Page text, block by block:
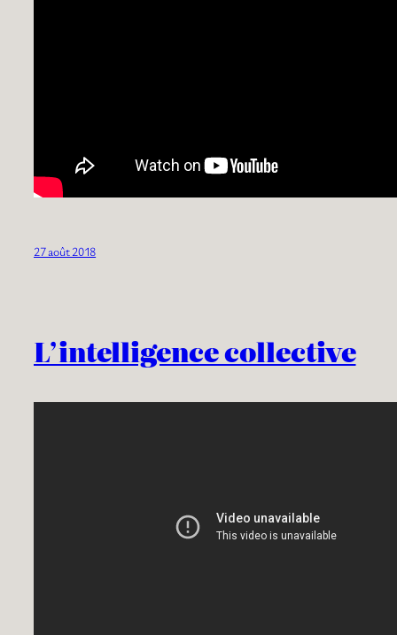
27 août 2018
L’intelligence collective